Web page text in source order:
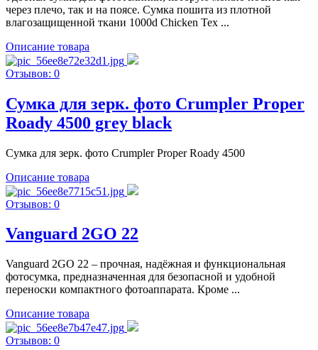
через плечо, так и на поясе. Сумка пошита из плотной
влагозащищенной ткани 1000d Chicken Tex ...
Описание товара
Отзывов: 0
Сумка для зерк. фото Crumpler Proper
Roady 4500 grey black
Сумка для зерк. фото Crumpler Proper Roady 4500
Описание товара
Отзывов: 0
Vanguard 2GO 22
Vanguard 2GO 22 – прочная, надёжная и функциональная
фотосумка, предназначенная для безопасной и удобной
переноски компактного фотоаппарата. Кроме ...
Описание товара
Отзывов: 0